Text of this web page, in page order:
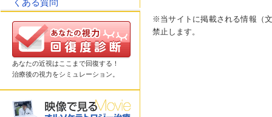
くある質問
あなたの近視はここまで回復する！
治療後の視力をシミュレーション。
※当サイトに掲載される情報（
禁止します。